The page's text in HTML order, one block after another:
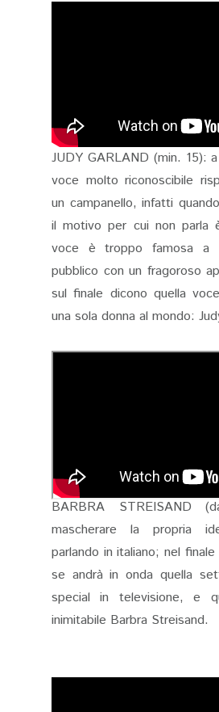
JUDY GARLAND (min. 15):
voce molto riconoscibile
un campanello, infatti
il motivo per cui non parla
voce è troppo famosa a
pubblico con un fragoroso
sul finale dicono quella
una sola donna al mondo:
BARBRA STREISAND
mascherare la propria
parlando in italiano; nel
se andrà in onda quella
special in televisione, e
inimitabile Barbra Streisand.